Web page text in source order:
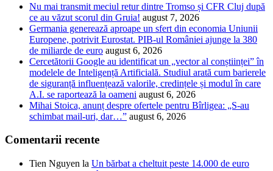
Nu mai transmit meciul retur dintre Tromso și CFR Cluj după
ce au văzut scorul din Gruia! august 7, 2026
Germania generează aproape un sfert din economia Uniunii
Europene, potrivit Eurostat. PIB-ul României ajunge la 380
de miliarde de euro august 6, 2026
Cercetătorii Google au identificat un „vector al conștiinței” în
modelele de Inteligență Artificială. Studiul arată cum barierele
de siguranță influențează valorile, credințele și modul în care
A.I. se raportează la oameni august 6, 2026
Mihai Stoica, anunț despre ofertele pentru Bîrligea: „S-au
schimbat mail-uri, dar…” august 6, 2026
Comentarii recente
Tien Nguyen la Un bărbat a cheltuit peste 14.000 de euro